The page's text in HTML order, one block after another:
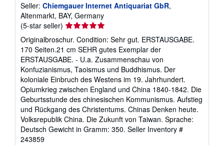
Seller: Chiemgauer Internet Antiquariat GbR,
Altenmarkt, BAY, Germany
(5-star seller) Seller
rating
5
out
of
5
stars
Originalbroschur. Condition: Sehr gut. ERSTAUSGABE.
170 Seiten.21 cm SEHR gutes Exemplar der
ERSTAUSGABE. - U.a. Zusammenschau von
Konfuzianismus, Taoismus und Buddhismus. Der
koloniale Einbruch des Westens im 19. Jahrhundert.
Opiumkrieg zwischen England und China 1840-1842. Die
Geburtsstunde des chinesischen Kommunismus. Aufstieg
und Rückgang des Christentums. Chinas Denken heute.
Volksrepublik China. Die Zukunft von Taiwan. Sprache:
Deutsch Gewicht in Gramm: 350. Seller Inventory #
243859